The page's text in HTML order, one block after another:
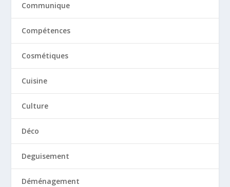
Communique
Compétences
Cosmétiques
Cuisine
Culture
Déco
Deguisement
Déménagement